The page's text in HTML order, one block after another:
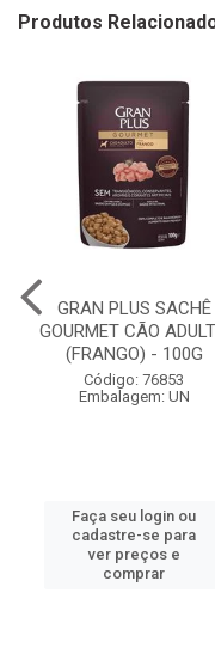
Produtos
GRAN PLUS SACHÊ
GOURMET CÃO
(FRANGO) - 100G
Código: 76853
Embalagem: UN
Faça seu login ou
cadastre-se para
ver preços e
comprar